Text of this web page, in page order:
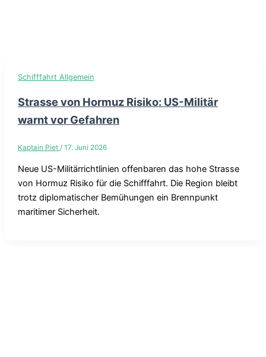
Schifffahrt Allgemein
Strasse von Hormuz Risiko: US-Militär
warnt vor Gefahren
Kaptain Piet / 17. Juni 2026
Neue US-Militärrichtlinien offenbaren das hohe Strasse
von Hormuz Risiko für die Schifffahrt. Die Region bleibt
trotz diplomatischer Bemühungen ein Brennpunkt
maritimer Sicherheit.